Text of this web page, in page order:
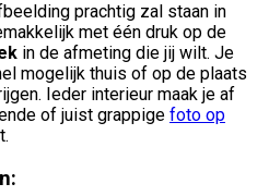
prachtig zal staan in
met één druk op de
in de afmeting die jij wilt. Je
mogelijk thuis of op de plaats
Ieder interieur maak je af
of juist grappige foto op